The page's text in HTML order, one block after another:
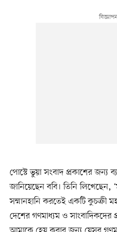
পোস্টে ভুয়া সংবাদ প্রকাশের জন্য
জানিয়েছেন ববি। তিনি
সম্মানহানি করতেই একটি কুচক্রী
দেশের গণমাধ্যম ও সাংবাদিকদের